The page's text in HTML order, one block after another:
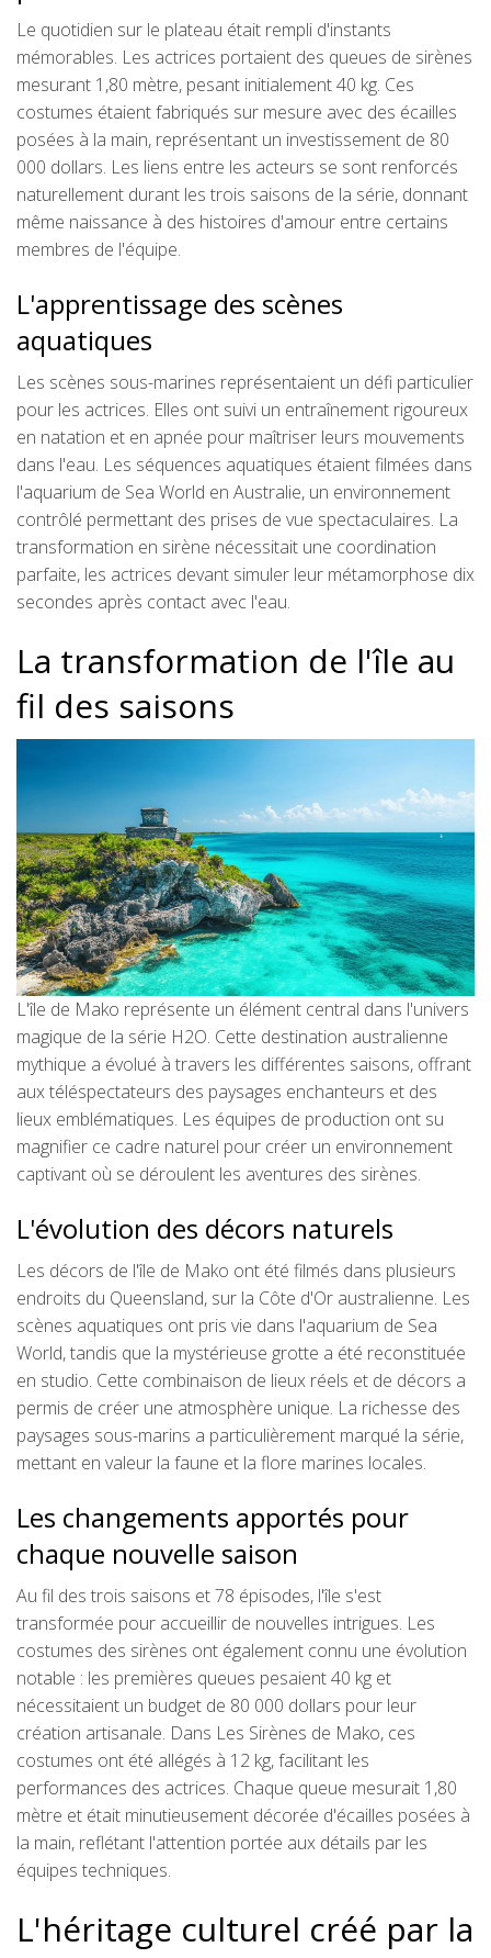
Le quotidien sur le plateau était rempli d'instants
mémorables. Les actrices portaient des queues de sirènes
mesurant 1,80 mètre, pesant initialement 40 kg. Ces
costumes étaient fabriqués sur mesure avec des écailles
posées à la main, représentant un investissement de 80
000 dollars. Les liens entre les acteurs se sont renforcés
naturellement durant les trois saisons de la série, donnant
même naissance à des histoires d'amour entre certains
membres de l'équipe.
L'apprentissage des scènes
aquatiques
Les scènes sous-marines représentaient un défi particulier
pour les actrices. Elles ont suivi un entraînement rigoureux
en natation et en apnée pour maîtriser leurs mouvements
dans l'eau. Les séquences aquatiques étaient filmées dans
l'aquarium de Sea World en Australie, un environnement
contrôlé permettant des prises de vue spectaculaires. La
transformation en sirène nécessitait une coordination
parfaite, les actrices devant simuler leur métamorphose dix
secondes après contact avec l'eau.
La transformation de l'île au
fil des saisons
L'île de Mako représente un élément central dans l'univers
magique de la série H2O. Cette destination australienne
mythique a évolué à travers les différentes saisons, offrant
aux téléspectateurs des paysages enchanteurs et des
lieux emblématiques. Les équipes de production ont su
magnifier ce cadre naturel pour créer un environnement
captivant où se déroulent les aventures des sirènes.
L'évolution des décors naturels
Les décors de l'île de Mako ont été filmés dans plusieurs
endroits du Queensland, sur la Côte d'Or australienne. Les
scènes aquatiques ont pris vie dans l'aquarium de Sea
World, tandis que la mystérieuse grotte a été reconstituée
en studio. Cette combinaison de lieux réels et de décors a
permis de créer une atmosphère unique. La richesse des
paysages sous-marins a particulièrement marqué la série,
mettant en valeur la faune et la flore marines locales.
Les changements apportés pour
chaque nouvelle saison
Au fil des trois saisons et 78 épisodes, l'île s'est
transformée pour accueillir de nouvelles intrigues. Les
costumes des sirènes ont également connu une évolution
notable : les premières queues pesaient 40 kg et
nécessitaient un budget de 80 000 dollars pour leur
création artisanale. Dans Les Sirènes de Mako, ces
costumes ont été allégés à 12 kg, facilitant les
performances des actrices. Chaque queue mesurait 1,80
mètre et était minutieusement décorée d'écailles posées à
la main, reflétant l'attention portée aux détails par les
équipes techniques.
L'héritage culturel créé par la